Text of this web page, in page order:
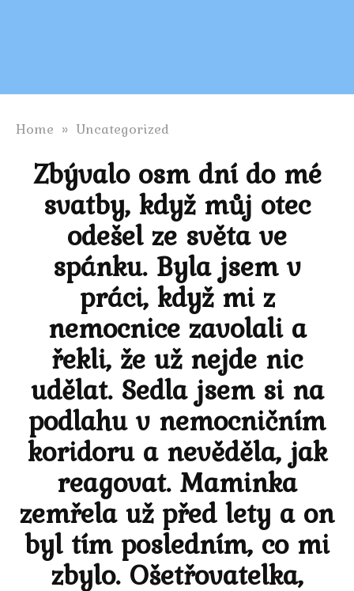
Home » Uncategorized
Zbývalo osm dní do mé
svatby, když můj otec
odešel ze světa ve
spánku. Byla jsem v
práci, když mi z
nemocnice zavolali a
řekli, že už nejde nic
udělat. Sedla jsem si na
podlahu v nemocničním
koridoru a nevěděla, jak
reagovat. Maminka
zemřela už před lety a on
byl tím posledním, co mi
zbylo. Ošetřovatelka,